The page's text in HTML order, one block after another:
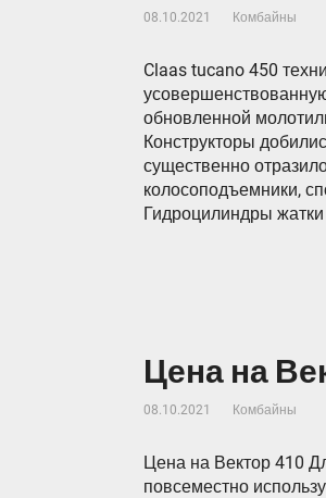
08.10.2021 Комбайны
Claas tucano 450
обновленной
Конструкторы
существенно
колосоподъемники,
Гидроцилиндры
Цена на
08.10.2021 Комбайны
Цена на Вектор 410
повсеместно